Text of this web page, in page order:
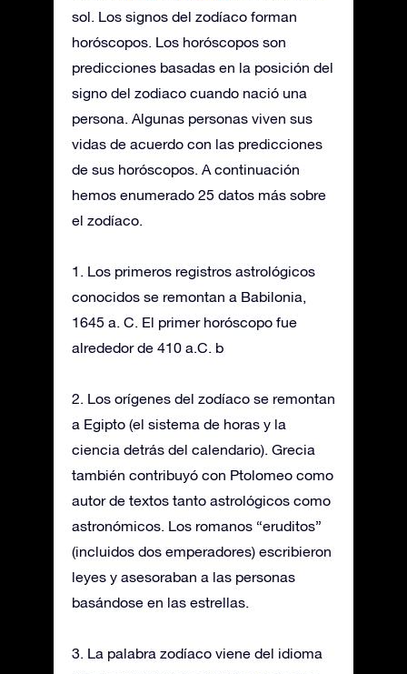
sol. Los signos del zodíaco forman
horóscopos. Los horóscopos son
predicciones basadas en la posición del
signo del zodiaco cuando nació una
persona. Algunas personas viven sus
vidas de acuerdo con las predicciones
de sus horóscopos. A continuación
hemos enumerado 25 datos más sobre
el zodíaco.
1. Los primeros registros astrológicos
conocidos se remontan a Babilonia,
1645 a. C. El primer horóscopo fue
alrededor de 410 a.C. b
2. Los orígenes del zodíaco se remontan
a Egipto (el sistema de horas y la
ciencia detrás del calendario). Grecia
también contribuyó con Ptolomeo como
autor de textos tanto astrológicos como
astronómicos. Los romanos “eruditos”
(incluidos dos emperadores) escribieron
leyes y asesoraban a las personas
basándose en las estrellas.
3. La palabra zodíaco viene del idioma